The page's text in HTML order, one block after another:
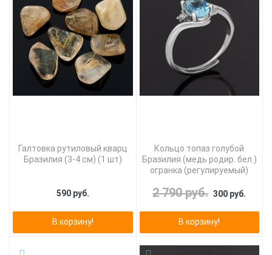
Галтовка рутиловый кварц
Бразилия (3-4 см) (1 шт)
590 руб.
В корзину!
Кольцо топаз голубой
Бразилия (медь родир. бел.)
огранка (регулируемый)
2 790 руб. 300 руб.
В корзину!